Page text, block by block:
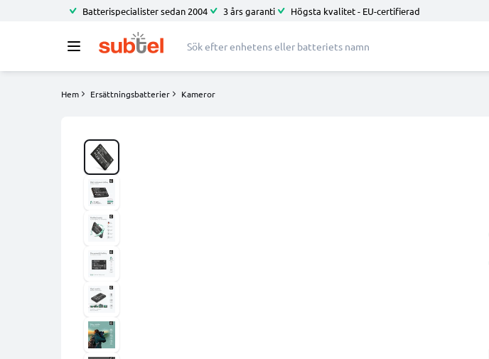
Batterispecialister sedan 2004 3 års garanti Högsta kvalitet - EU-certifierad
Hem Ersättningsbatterier Kameror